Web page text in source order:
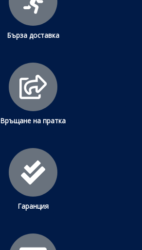
Бърза доставка
Връщане на пратка
Гаранция